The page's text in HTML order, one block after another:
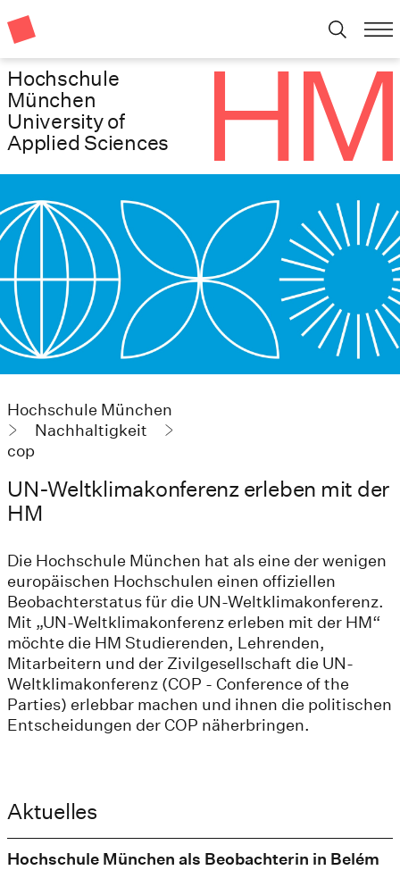
Hochschule
München
University of
Applied Sciences
Hochschule München
Nachhaltigkeit
cop
UN-Weltklimakonferenz erleben mit der
HM
Die Hochschule München hat als eine der wenigen
europäischen Hochschulen einen offiziellen
Beobachterstatus für die UN-Weltklimakonferenz.
Mit „UN-Weltklimakonferenz erleben mit der HM“
möchte die HM Studierenden, Lehrenden,
Mitarbeitern und der Zivilgesellschaft die UN-
Weltklimakonferenz (COP - Conference of the
Parties) erlebbar machen und ihnen die politischen
Entscheidungen der COP näherbringen.
Aktuelles
Hochschule München als Beobachterin in Belém